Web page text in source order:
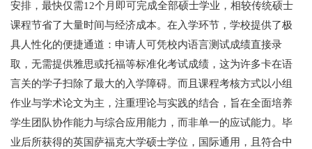
安排，最快仅需12个月即可完成全部硕士学业，相较传统硕士
课程节省了大量时间与经济成本。在入学环节，学校提供了极
具人性化的便捷通道：申请人可凭校内语言测试成绩直接录
取，无需提供雅思或托福等标准化考试成绩，这为许多卡在语
言关的学子扫除了最大的入学障碍。而且课程考核方式以小组
作业与学术论文为主，注重理论与实践的结合，旨在全面培养
学生团队协作能力与综合应用能力，而非单一的应试能力。毕
业后所获得的英国萨福克大学硕士学位，国际通用，且符合中